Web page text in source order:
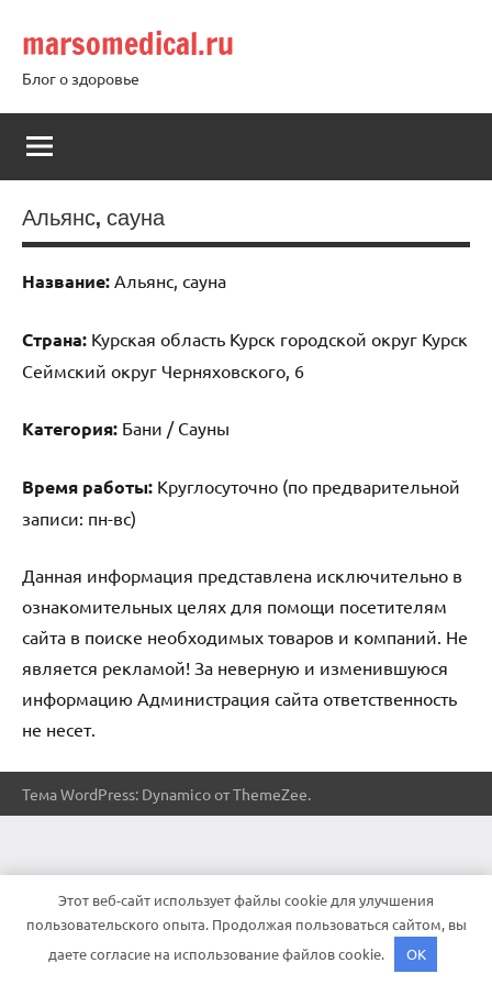
содержимому
marsomedical.ru
Блог о здоровье
Альянс, сауна
Название: Альянс, сауна
Страна: Курская область Курск городской округ Курск
Сеймский округ Черняховского, 6
Категория: Бани / Сауны
Время работы: Круглосуточно (по предварительной
записи: пн-вс)
Данная информация представлена исключительно в
ознакомительных целях для помощи посетителям
сайта в поиске необходимых товаров и компаний. Не
является рекламой! За неверную и изменившуюся
информацию Администрация сайта ответственность
не несет.
Тема WordPress: Dynamico от ThemeZee.
Этот веб-сайт использует файлы cookie для улучшения
пользовательского опыта. Продолжая пользоваться сайтом, вы
даете согласие на использование файлов cookie.
OK